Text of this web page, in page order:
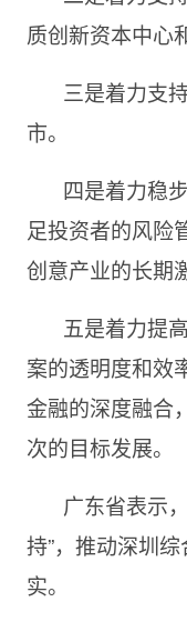
质创新资本中心
三是着力支
市。
四是着力稳
足投资者的风险
创意产业的长期
五是着力提
案的透明度和效
金融的深度融合
次的目标发展。
广东省表示
持”，推动深圳
实。